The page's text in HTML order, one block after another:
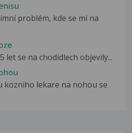
problém, kde se mi na
let se na chodidlech objevily...
kozniho lekare na nohou se